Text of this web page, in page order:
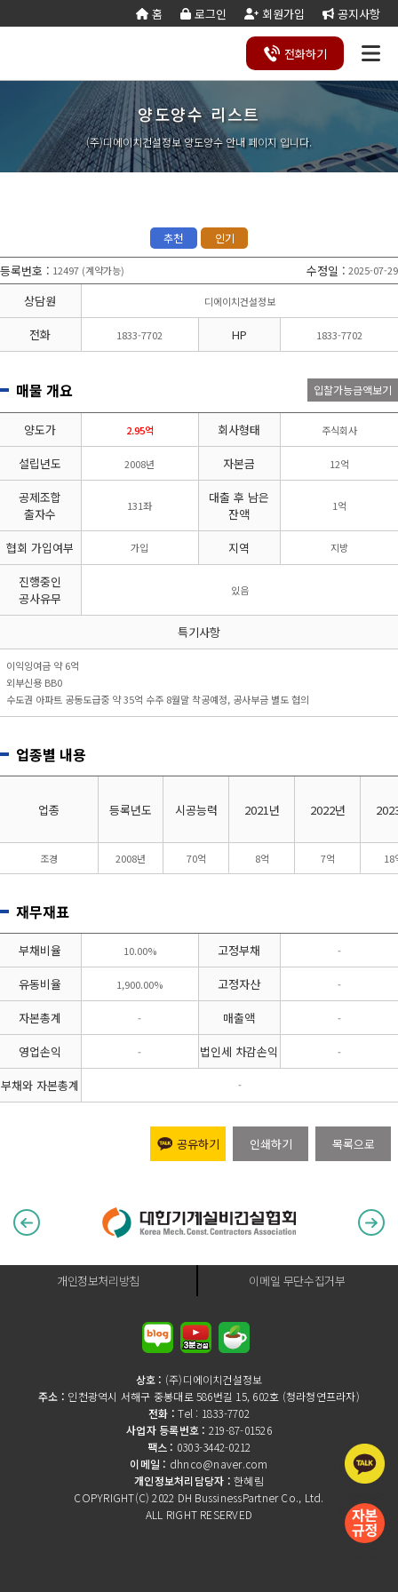
홈 로그인 회원가입 공지사항
전화하기
회사
소개
사업
영역
조직
도 는
길
합
건
설
업
토목건축
공사업
경설비공
조경공사
전문건설업
지반조성·포
장공사업
실내건축공
사업
도장·습식·방 조경식재·시
비계공사업
비공사업
철도·궤도공
사업
철강구조물공
붕
건축물조립공
사업
기타공
사업
전기공사업 정보통신
공사업
업자
나무병원
석면해제
산림사업법
인
에너지절
약전문기
업
엔지니어링
사업자
전문관리
설계시공업
문기관/
안전점검전
문기관
지하수개발
차
담
하
기
양도
양수
리스
트
양도
양수
절차
기업
진단
공
제
조
합
실
태
조
사
기
재
사
항
변
경
공
능
력
가
·
합
잔고
증명
법령
서식
국가
계약
법령
관계
서식
건설
업등
록서
식
법시
행규
칙
서식
실질
자본
금
계산
기
세무
계산
기
양도양수 리스트
(주)디에이치건설정보 양도양수 안내 페이지 입니다.
추천 인기
등록번호 : 12497 (계약가능) 수정일 : 2025-07-29
상담원 디에이치건설정보
전화 1833-7702 HP 1833-7702
매물 개요 입찰가능금액보기
양도가 2.95억 회사형태 주식회사
설립년도 2008년 자본금 12억
공제조합
출자수
131좌
대출 후 남은
잔액
1억
협회 가입여부 가입 지역 지방
진행중인
공사유무
있음
특기사항
이익잉여금 약 6억
외부신용 BB0
수도권 아파트 공동도급중 약 35억 수주 8월말 착공예정, 공사부금 별도 협의
업종별 내용
업종 등록년도 시공능력 2021년 2022년
조경 2008년 70억 8억 7억 18
재무재표
부채비율 10.00% 고정부채 -
유동비율 1,900.00% 고정자산 -
자본총계 - 매출액 -
영업손익 - 법인세 차감손익 -
부채와 자본총계 -
공유하기 인쇄하기 목록으로
개인정보처리방침 이메일 무단수집거부
상호 : (주)디에이치건설정보
주소 : 인천광역시 서해구 중봉대로 586번길 15, 602호 (청라청연프라자)
전화 :Tel : 1833-7702
사업자 등록번호 : 219-87-01526
팩스 : 0303-3442-0212
이메일 : dhnco@naver.com
개인정보처리담당자 :한혜림
COPYRIGHT(C) 2022 DH BussinessPartner Co., Ltd.
ALL RIGHT RESERVED